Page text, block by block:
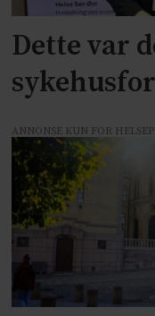
Dette var
ANNONSE KUN FOR